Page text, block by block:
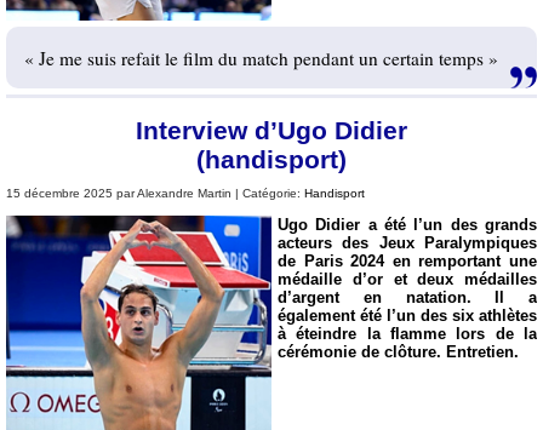
« Je me suis refait le film du match pendant un certain temps »
Interview d’Ugo Didier
(handisport)
15 décembre 2025 par Alexandre Martin | Catégorie: Handisport
Ugo Didier a été l’un des grands
acteurs des Jeux Paralympiques
de Paris 2024 en remportant une
médaille d’or et deux médailles
d’argent en natation. Il a
également été l’un des six athlètes
à éteindre la flamme lors de la
cérémonie de clôture. Entretien.